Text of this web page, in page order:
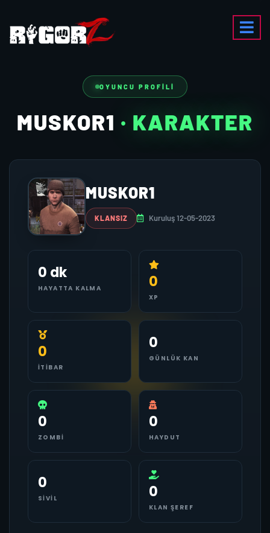
OYUNCU PROFILI
MUSKOR1 · KARAKTER
MUSKOR1
KLANSIZ Kuruluş 12-05-2023
0 dk
HAYATTA KALMA 0
XP
0
İTIBAR
0
GÜNLÜK KAN
0
ZOMBI
0
HAYDUT
0
SIVIL 0
KLAN ŞEREF